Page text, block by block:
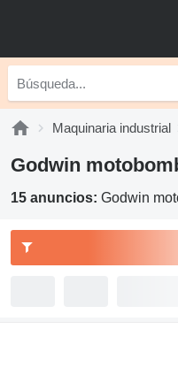
Maquinaria industrial
Godwin
15 anuncios: Godwin